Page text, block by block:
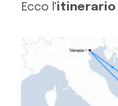
Ecco l'itinerario